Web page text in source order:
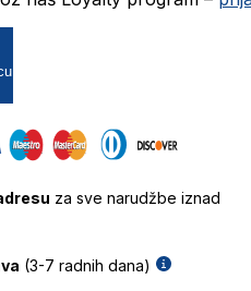
za sve narudžbe iznad
(3-7 radnih dana)